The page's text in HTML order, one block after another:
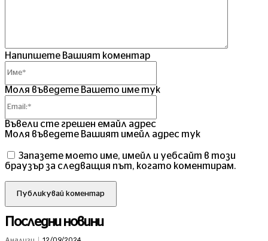
Напипшете Вашият коментар
Моля въведете Вашето име тук
Въвели сте грешен емайл адрес
Моля въведете Вашият имейл адрес тук
Запазете моето име, имейл и уебсайт в този
браузър за следващия път, когато коментирам.
Последни новини